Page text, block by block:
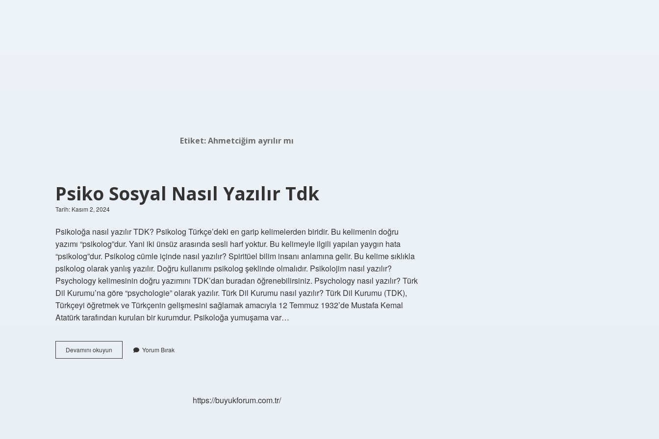
Etiket:Ahmetciğim ayrılır mı
Psiko Sosyal Nasıl Yazılır Tdk
Tarih: Kasım 2, 2024
Psikoloğa nasıl yazılır TDK? Psikolog Türkçe’deki en garip kelimelerden biridir. Bu kelimenin doğru
yazımı “psikolog”dur. Yani iki ünsüz arasında sesli harf yoktur. Bu kelimeyle ilgili yapılan yaygın hata
“psikolog”dur. Psikolog cümle içinde nasıl yazılır? Spiritüel bilim insanı anlamına gelir. Bu kelime sıklıkla
psikolog olarak yanlış yazılır. Doğru kullanımı psikolog şeklinde olmalıdır. Psikolojim nasıl yazılır?
Psychology kelimesinin doğru yazımını TDK’dan buradan öğrenebilirsiniz. Psychology nasıl yazılır? Türk
Dil Kurumu’na göre “psychologie” olarak yazılır. Türk Dil Kurumu nasıl yazılır? Türk Dil Kurumu (TDK),
Türkçeyi öğretmek ve Türkçenin gelişmesini sağlamak amacıyla 12 Temmuz 1932’de Mustafa Kemal
Atatürk tarafından kurulan bir kurumdur. Psikoloğa yumuşama var…
Devamını okuyun
Sosyal
Yorum Bırak
https://buyukforum.com.tr/